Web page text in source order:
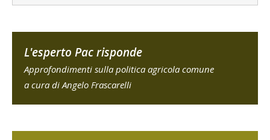
L'esperto Pac risponde
Approfondimenti sulla politica agricola comune
a cura di Angelo Frascarelli